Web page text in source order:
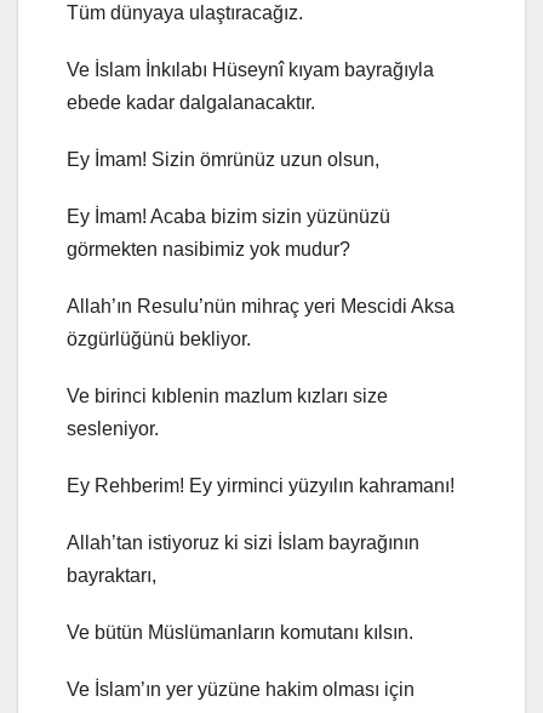
Tüm dünyaya ulaştıracağız.
Ve İslam İnkılabı Hüseynî kıyam bayrağıyla
ebede kadar dalgalanacaktır.
Ey İmam! Sizin ömrünüz uzun olsun,
Ey İmam! Acaba bizim sizin yüzünüzü
görmekten nasibimiz yok mudur?
Allah’ın Resulu’nün mihraç yeri Mescidi Aksa
özgürlüğünü bekliyor.
Ve birinci kıblenin mazlum kızları size
sesleniyor.
Ey Rehberim! Ey yirminci yüzyılın kahramanı!
Allah’tan istiyoruz ki sizi İslam bayrağının
bayraktarı,
Ve bütün Müslümanların komutanı kılsın.
Ve İslam’ın yer yüzüne hakim olması için